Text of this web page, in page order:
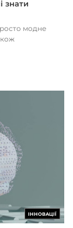
знати
модне
ІННОВАЦІЇ